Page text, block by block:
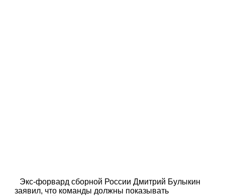
Экс-форвард сборной России Дмитрий Булыкин
заявил, что команды должны показывать